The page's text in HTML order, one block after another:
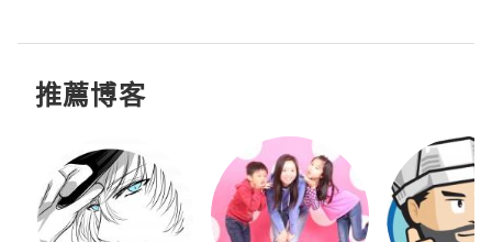
推薦博客